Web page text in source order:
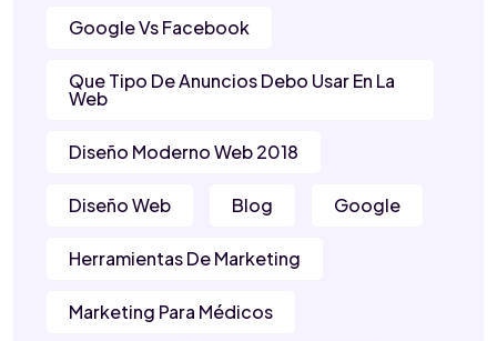
Google Vs Facebook
Que Tipo De Anuncios Debo Usar En La
Web
Diseño Moderno Web 2018
Diseño Web Blog Google
Herramientas De Marketing
Marketing Para Médicos